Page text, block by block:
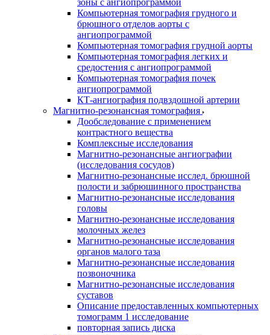
зоны с ангиопрограммой
Компьютерная томография грудного и
брюшного отделов аорты с
ангиопрограммой
Компьютерная томография грудной аорты
Компьютерная томография легких и
средостения с ангиопрограммой
Компьютерная томография почек
ангиопрограммой
КТ-ангиография подвздошной артерии
Магнитно-резонансная томография
Дообследование с применением
контрастного вещества
Комплексные исследования
Магнитно-резонансные ангиографии
(исследования сосудов)
Магнитно-резонансные исслед. брюшной
полости и забрюшинного пространства
Магнитно-резонансные исследования
головы
Магнитно-резонансные исследования
молочных желез
Магнитно-резонансные исследования
органов малого таза
Магнитно-резонансные исследования
позвоночника
Магнитно-резонансные исследования
суставов
Описание предоставленных компьютерных
томограмм 1 исследование
повторная запись диска